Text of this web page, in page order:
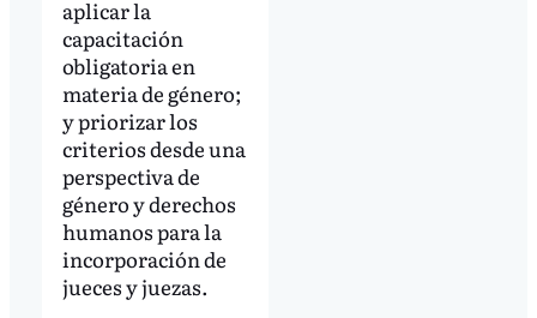
aplicar la
capacitación
obligatoria en
materia de género;
y priorizar los
criterios desde una
perspectiva de
género y derechos
humanos para la
incorporación de
jueces y juezas.